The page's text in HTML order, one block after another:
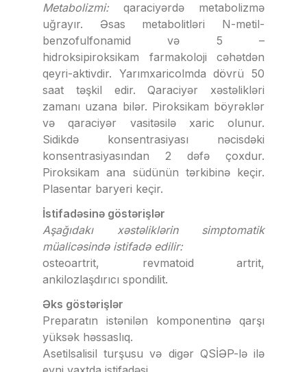
Metabolizmi: qaraciyərdə metabolizmə
uğrayır. Əsas metabolitləri N-metil-
benzofulfonamid və 5 –
hidroksipiroksikam farmakoloji cəhətdən
qeyri-aktivdir. Yarımxaricolmda dövrü 50
saat təşkil edir. Qaraciyər xəstəlikləri
zamanı uzana bilər. Piroksikam böyrəklər
və qaraciyər vasitəsilə xaric olunur.
Sidikdə konsentrasiyası nəcisdəki
konsentrasiyasından 2 dəfə çoxdur.
Piroksikam ana südünün tərkibinə keçir.
Plasentar baryeri keçir.
İstifadəsinə göstərişlər
Aşağıdakı xəstəliklərin simptomatik
müalicəsində istifadə edilir:
osteoartrit, revmatoid artrit,
ankilozlaşdırıcı spondilit.
Əks göstərişlər
Preparatın istənilən komponentinə qarşı
yüksək həssaslıq.
Asetilsalisil turşusu və digər QSİƏP-lə ilə